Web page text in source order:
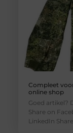
Compleet
online shop
Goed artikel?
Share on
LinkedIn Share